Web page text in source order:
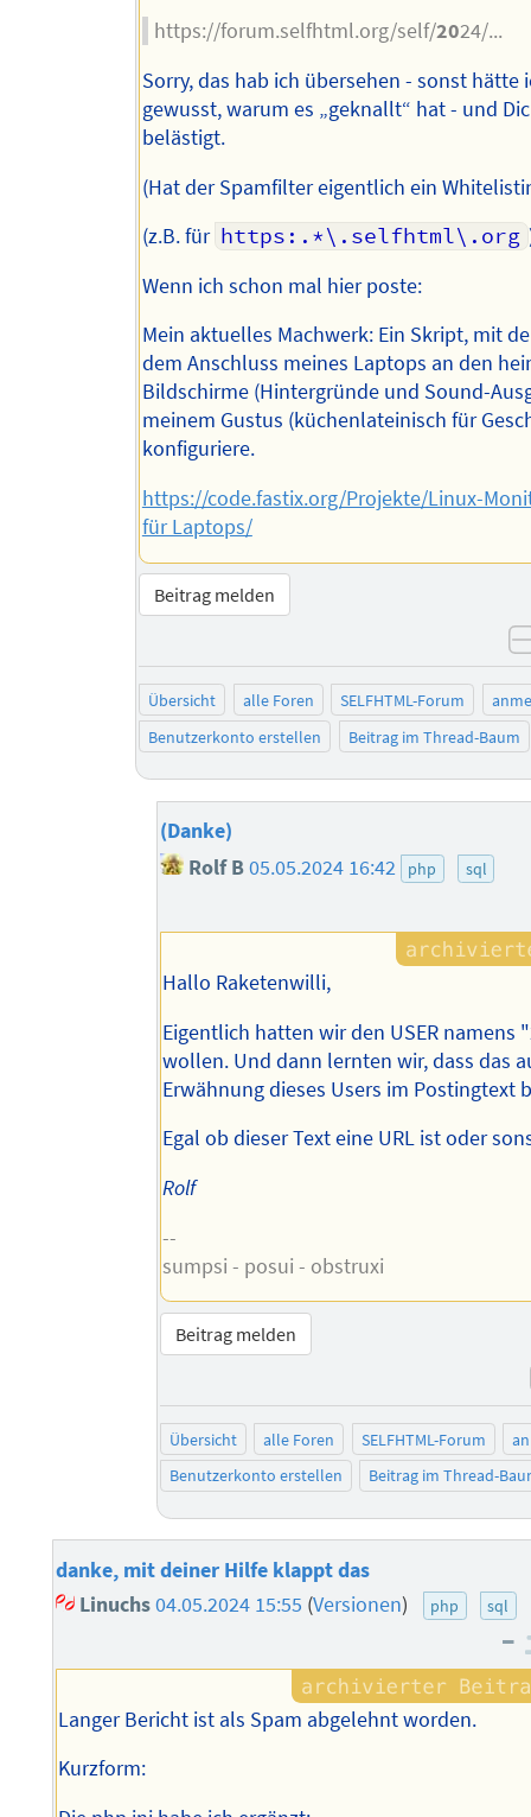
https://forum.selfhtml.org/self/2024/...
Sorry, das hab ich übersehen - sonst hätte
gewusst, warum es „geknallt“ hat - und
belästigt.
(Hat der Spamfilter eigentlich ein
(z.B. für https:.*\.selfhtml\.org
Wenn ich schon mal hier poste:
Mein aktuelles Machwerk: Ein Skript, mit
dem Anschluss meines Laptops an den
Bildschirme (Hintergründe und Sound-
meinem Gustus (küchenlateinisch für
konfiguriere.
https://code.fastix.org/Projekte/Linux-
für Laptops/
Beitrag melden
Übersicht alle Foren SELFHTML-Forum
Benutzerkonto erstellen
Beitrag im Thread-Baum
(Danke)
Rolf B05.05.2024 16:42 php sql
Hallo Raketenwilli,
Eigentlich hatten wir den USER namens
wollen. Und dann lernten wir, dass das
Erwähnung dieses Users im Postingtext
Egal ob dieser Text eine URL ist oder
Rolf
--
sumpsi - posui - obstruxi
Beitrag melden
Übersicht alle Foren SELFHTML-Forum
Benutzerkonto erstellen
Beitrag im Thread-
danke, mit deiner Hilfe klappt das
Linuchs04.05.2024 15:55 (Versionen) php sql
–
Langer Bericht ist als Spam abgelehnt worden.
Kurzform: